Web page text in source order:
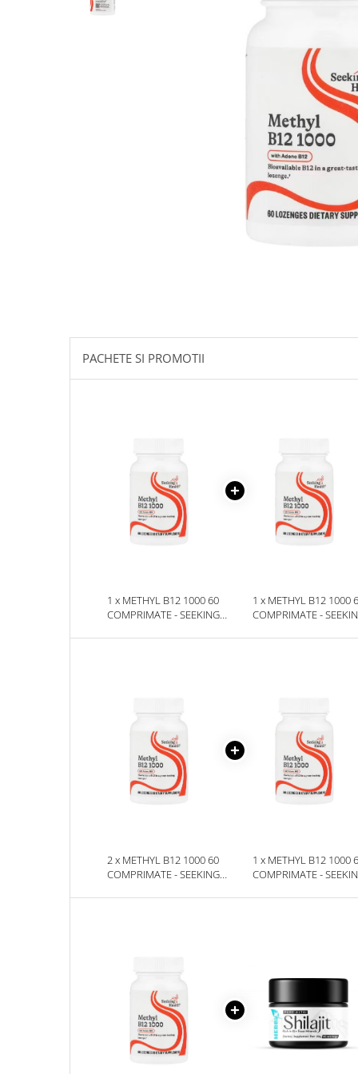
PACHETE SI PROMOTII
1 x METHYL B12 1000 60
COMPRIMATE - SEEKING
1 x METHYL B12 1000
COMPRIMATE -
2 x METHYL B12 1000 60
COMPRIMATE - SEEKING
1 x METHYL B12 1000
COMPRIMATE -